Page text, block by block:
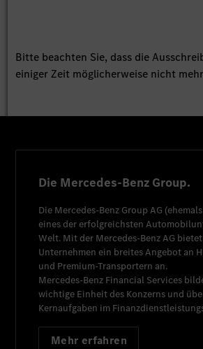
Bitte beachten Sie, dass die
einiger Zeit möglicherweise nicht
Die Mercedes-Benz Group.
Die Mercedes-Benz Group AG (ehemals
eines der erfolgreichsten
Welt. Mit der Mercedes-Benz AG
Unternehmen ein breites Angebot an
und Premium-Transportern an.
Mercedes-Benz Financial Services
wichtige Einheit des Konzerns und
Kernaufgaben im
Mehr erfahren